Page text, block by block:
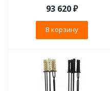
93 620₽
В корзину